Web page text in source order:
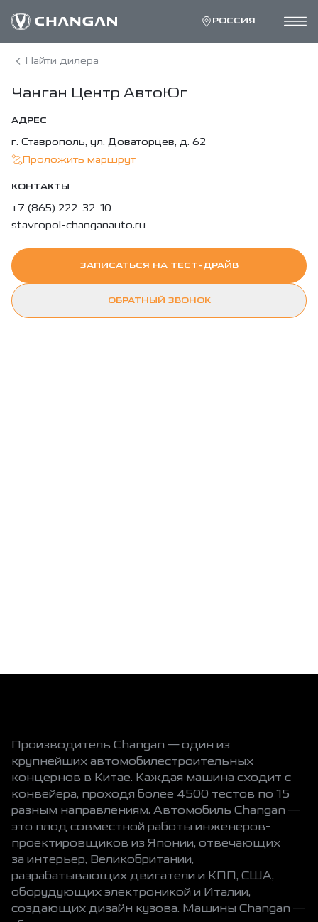
РОССИЯ
Найти дилера
Чанган Центр АвтоЮг
АДРЕС
г. Ставрополь, ул. Доваторцев, д. 62
Проложить маршрут
КОНТАКТЫ
+7 (865) 222-32-10
stavropol-changanauto.ru
ЗАПИСАТЬСЯ НА ТЕСТ-ДРАЙВ
ОБРАТНЫЙ ЗВОНОК
Производитель Changan — один из
крупнейших автомобилестроительных
концернов в Китае. Каждая машина сходит с
конвейера, проходя более 4500 тестов по 15
разным направлениям. Автомобиль Changan —
это плод совместной работы инженеров-
проектировщиков из Японии, отвечающих
за интерьер, Великобритании,
разрабатывающих двигатели и КПП, США,
оборудующих электроникой и Италии,
создающих дизайн кузова. Машины Changan —